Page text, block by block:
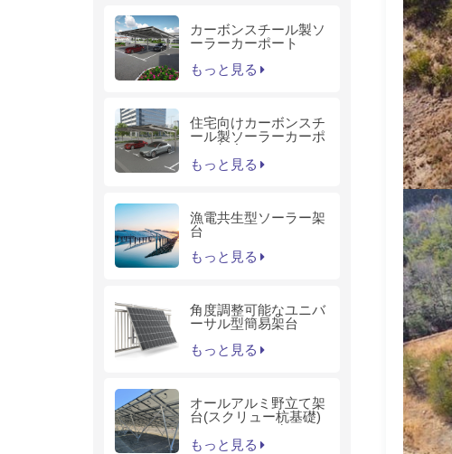
カーボンスチール製ソ
ーラーカーポート
もっと見る
住宅向けカーボンスチ
ール製ソーラーカーポ
ート架台
もっと見る
漁電共生型ソーラー架
台
もっと見る
角度調整可能なユニバ
ーサル型簡易架台
もっと見る
オールアルミ野立て架
台(スクリュー杭基礎)
－KS1シリーズ
もっと見る